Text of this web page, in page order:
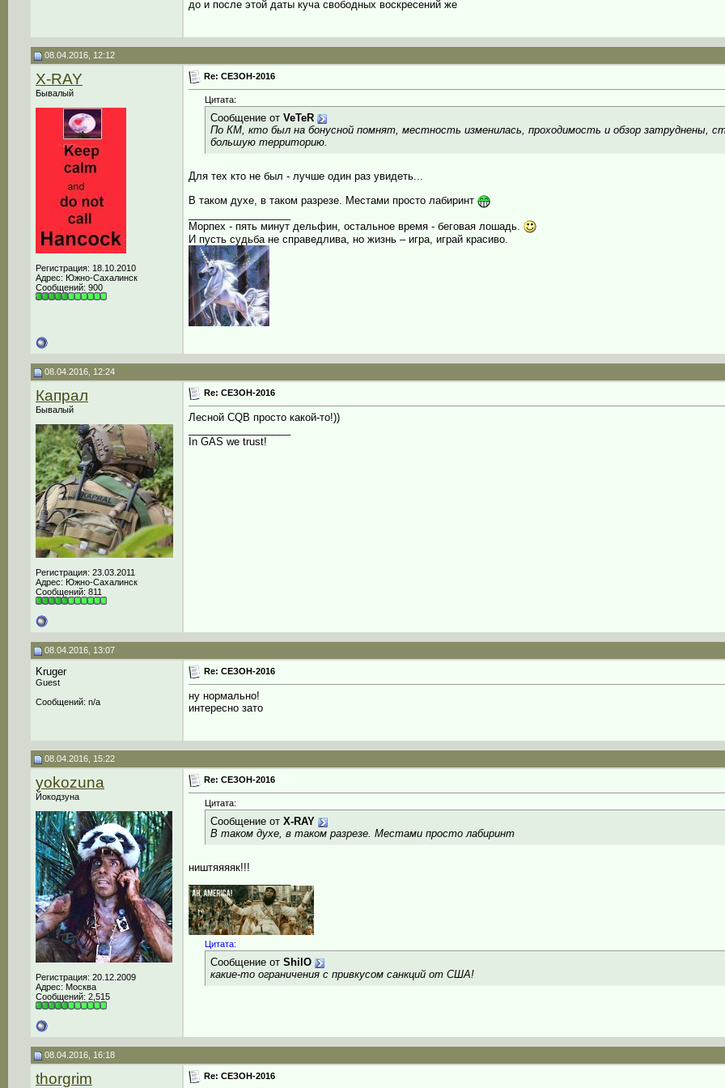
до и после этой даты куча свободных воскресений же
08.04.2016, 12:12
X-RAY
Бывалый
Регистрация: 18.10.2010
Адрес: Южно-Сахалинск
Сообщений: 900
Re: СЕЗОН-2016
Цитата:
Сообщение от VeTeR
По КМ, кто был на бонусной помнят, местность изменилась, проходимость и обзор затруднены,
большую территорию.
Для тех кто не был - лучше один раз увидеть...
В таком духе, в таком разрезе. Местами просто лабиринт
Морпех - пять минут дельфин, остальное время - беговая лошадь.
И пусть судьба не справедлива, но жизнь – игра, играй красиво.
08.04.2016, 12:24
Капрал
Бывалый
Регистрация: 23.03.2011
Адрес: Южно-Сахалинск
Сообщений: 811
Re: СЕЗОН-2016
Лесной CQB просто какой-то!))
In GAS we trust!
08.04.2016, 13:07
Kruger
Guest
Сообщений: n/a
Re: СЕЗОН-2016
ну нормально!
интересно зато
08.04.2016, 15:22
yokozuna
Йокодзуна
Регистрация: 20.12.2009
Адрес: Москва
Сообщений: 2,515
Re: СЕЗОН-2016
Цитата:
Сообщение от X-RAY
В таком духе, в таком разрезе. Местами просто лабиринт
ништяяяяк!!!
Цитата:
Сообщение от ShilO
какие-то ограничения с привкусом санкций от США!
08.04.2016, 16:18
thorgrim Re: СЕЗОН-2016